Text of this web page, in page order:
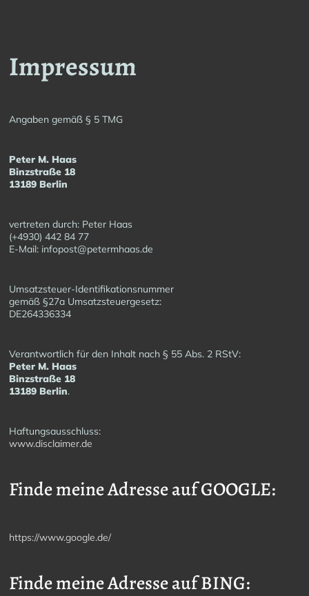
Impressum
Angaben gemäß § 5 TMG
Peter M. Haas
Binzstraße 18
13189 Berlin
vertreten durch: Peter Haas
(+4930) 442 84 77
E-Mail: infopost@petermhaas.de
Umsatzsteuer-Identifikationsnummer
gemäß §27a Umsatzsteuergesetz:
DE264336334
Verantwortlich für den Inhalt nach § 55 Abs. 2 RStV:
Peter M. Haas
Binzstraße 18
13189 Berlin.
Haftungsausschluss:
www.disclaimer.de
Finde meine Adresse auf GOOGLE:
https://www.google.de/
Finde meine Adresse auf BING: